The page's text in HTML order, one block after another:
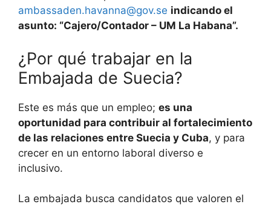
ambassaden.havanna@gov.se indicando el
asunto: “Cajero/Contador – UM La Habana”.
¿Por qué trabajar en la
Embajada de Suecia?
Este es más que un empleo; es una
oportunidad para contribuir al fortalecimiento
de las relaciones entre Suecia y Cuba, y para
crecer en un entorno laboral diverso e
inclusivo.
La embajada busca candidatos que valoren el